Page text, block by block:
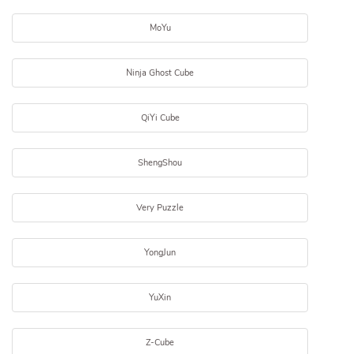
MoYu
Ninja Ghost Cube
QiYi Cube
ShengShou
Very Puzzle
YongJun
YuXin
Z-Cube